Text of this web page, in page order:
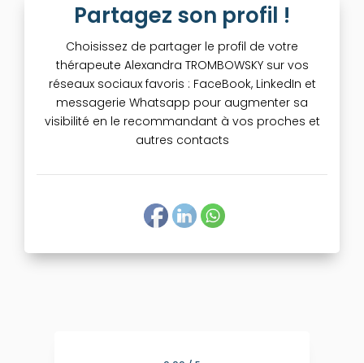
Partagez son profil !
Choisissez de partager le profil de votre
thérapeute Alexandra TROMBOWSKY sur vos
réseaux sociaux favoris : FaceBook, LinkedIn et
messagerie Whatsapp pour augmenter sa
visibilité en le recommandant à vos proches et
autres contacts